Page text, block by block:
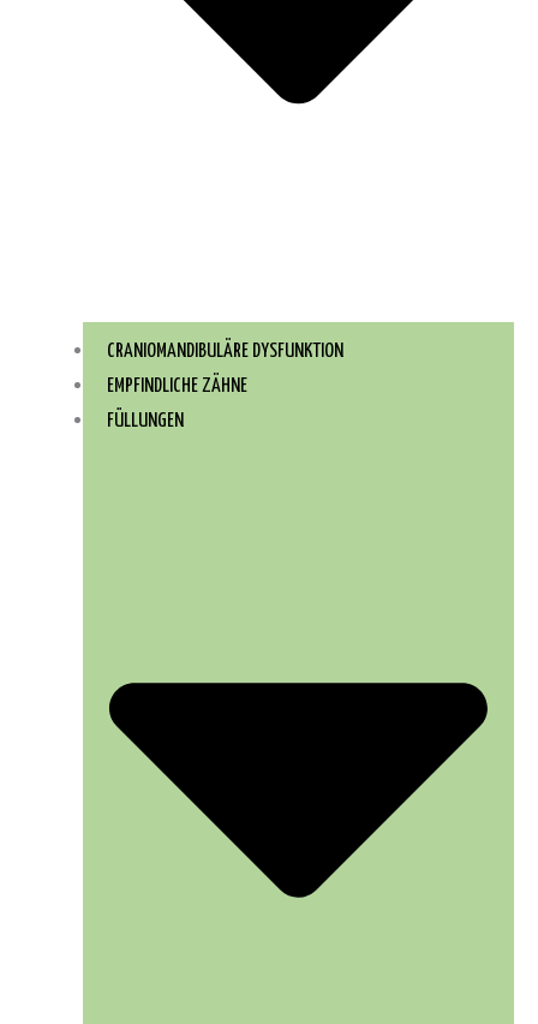
CRANIOMANDIBULÄRE DYSFUNKTION
EMPFINDLICHE ZÄHNE
FÜLLUNGEN